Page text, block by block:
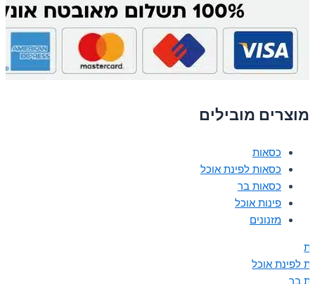
מוצרים מובילים
כסאות
כסאות לפינת אוכל
כסאות בר
פינות אוכל
מזנונים
לפינת אוכל
בר